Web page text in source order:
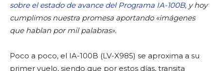
sobre el estado de avance del Programa IA-100B, y hoy
cumplimos nuestra promesa aportando «imágenes
que hablan por mil palabras».
Poco a poco, el IA-100B (LV-X985) se aproxima a su
primer vuelo, siendo que por estos días, transita